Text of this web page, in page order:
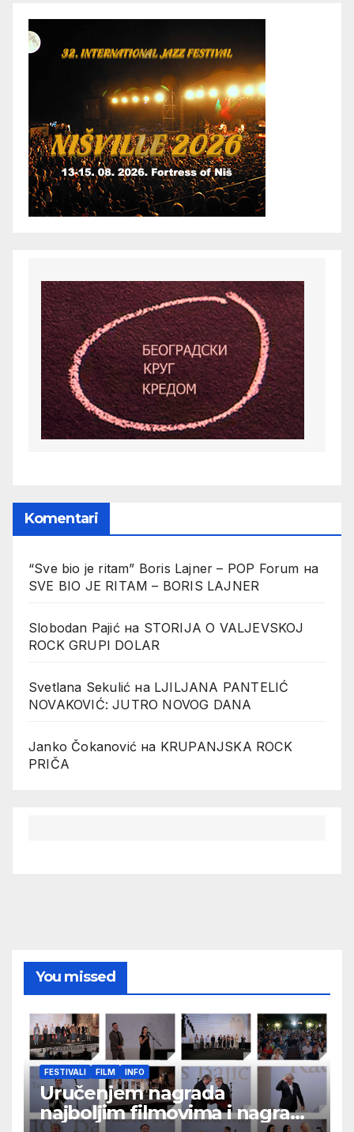
Komentari
“Sve bio je ritam” Boris Lajner – POP Forum на
SVE BIO JE RITAM – BORIS LAJNER
Slobodan Pajićна STORIJA O VALJEVSKOJ
ROCK GRUPI DOLAR
Svetlana Sekulić на LJILJANA PANTELIĆ
NOVAKOVIĆ: JUTRO NOVOG DANA
Janko Čokanović на KRUPANJSKA ROCK
PRIČA
You missed
FESTIVALI FILM INFO
Uručenjem nagrada
najboljim filmovima i nagrade